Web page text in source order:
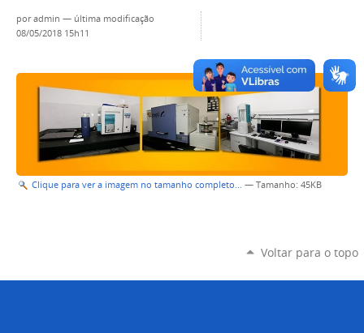
poradmin — última modificação
08/05/2018 15h11
Clique para ver a imagem no tamanho completo… — Tamanho: 45KB
Voltar para o topo